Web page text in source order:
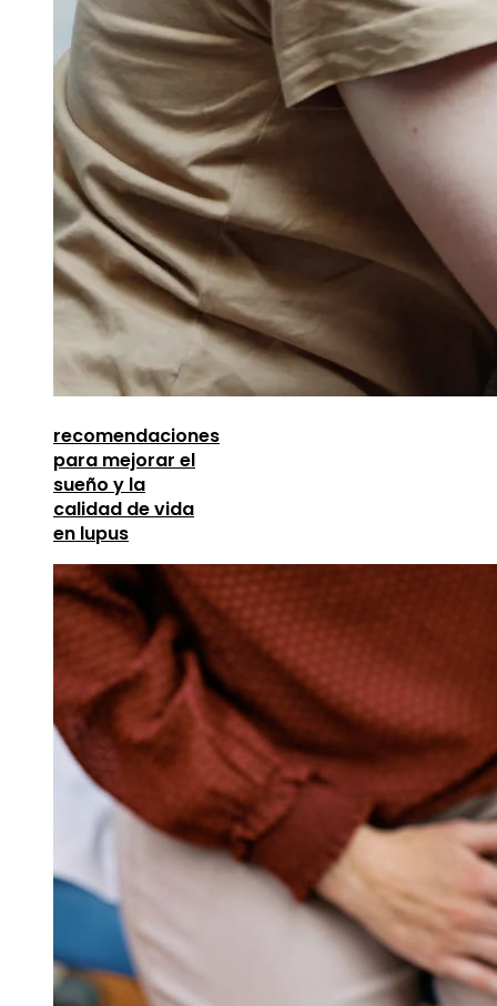
recomendaciones
para mejorar el
sueño y la
calidad de vida
en lupus